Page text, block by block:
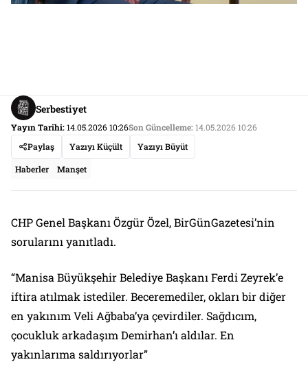
Serbestiyet
Yayın Tarihi:14.05.2026 10:26Son Güncelleme:14.05.2026 10:26
Paylaş
Yazıyı Küçült Yazıyı Büyüt
Haberler Manşet
CHP Genel Başkanı Özgür Özel, BirGünGazetesi’nin
sorularını yanıtladı.
“Manisa Büyükşehir Belediye Başkanı Ferdi Zeyrek’e
iftira atılmak istediler. Beceremediler, okları bir diğer
en yakınım Veli Ağbaba’ya çevirdiler. Sağdıcım,
çocukluk arkadaşım Demirhan’ı aldılar. En
yakınlarıma saldırıyorlar”